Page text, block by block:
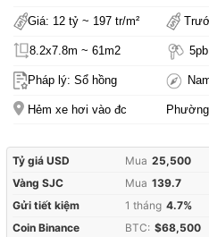
Giá: 12 tỷ ~ 197 tr/m²
8.2x7.8m ~ 61m2
Pháp lý: Sổ hồng
Hẻm xe hơi vào đc
Tỷ giá USD Mua 25,500
Vàng SJC
Mua 139.7
Gửi tiết kiệm
1 tháng 4.7%
Coin Binance
BTC: $68,500